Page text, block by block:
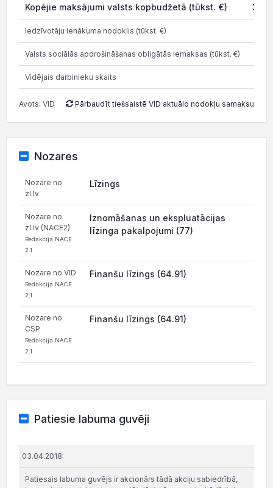
Kopējie maksājumi valsts kopbudžetā (tūkst. €) 3
Iedzīvotāju ienākuma nodoklis (tūkst. €)
Valsts sociālās apdrošināšanas obligātās iemaksas (tūkst. €)
Vidējais darbinieku skaits
Avots: VID Pārbaudīt tiešsaistē VID aktuālo nodokļu samaksu
Nozares
Nozare no
zl.lv
Līzings
Nozare no
zl.lv (NACE2)
Redakcija NACE
2.1
Iznomāšanas un ekspluatācijas
līzinga pakalpojumi (77)
Nozare no VID
Redakcija NACE
2.1
Finanšu līzings (64.91)
Nozare no
CSP
Redakcija NACE
2.1
Finanšu līzings (64.91)
Patiesie labuma guvēji
03.04.2018
Patiesais labuma guvējs ir akcionārs tādā akciju sabiedrībā,